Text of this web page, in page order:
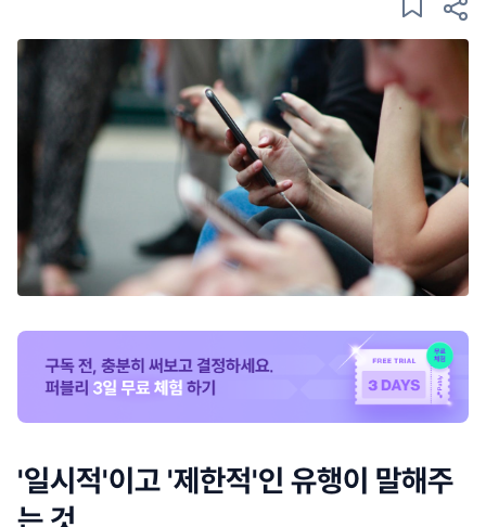
'일시적'이고 '제한적'인 유행이 말해주
는 것